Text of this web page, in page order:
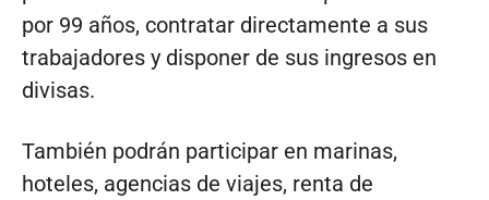
por 99 años, contratar directamente a sus
trabajadores y disponer de sus ingresos en
divisas.
También podrán participar en marinas,
hoteles, agencias de viajes, renta de